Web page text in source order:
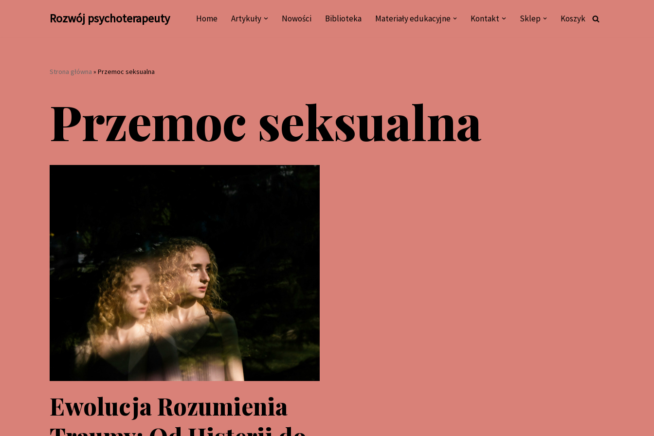
Rozwój psychoterapeuty Home Artykuły Nowości Biblioteka Materiały edukacyjne Kontakt Sklep Koszyk
Strona główna » Przemoc seksualna
Przemoc seksualna
Ewolucja Rozumienia